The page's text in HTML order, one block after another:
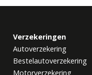
Verzekeringen
Autoverzekering
Bestelautoverzekering
Motorverzekering